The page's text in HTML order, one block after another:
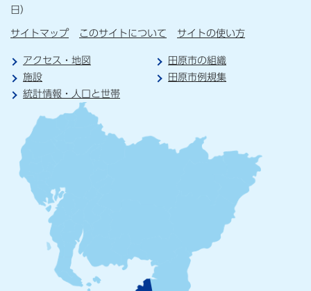
日）
サイトマップ このサイトについて サイトの使い方
アクセス・地図
田原市の組織
施設
田原市例規集
統計情報・人口と世帯